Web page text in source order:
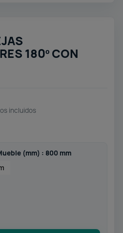
180º CON
incluidos
(mm) : 800 mm